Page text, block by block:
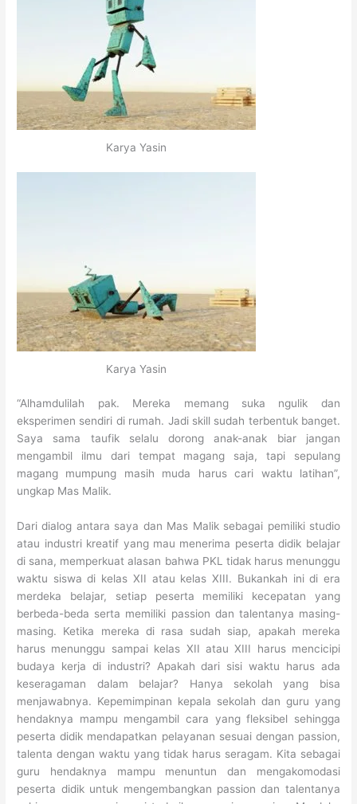
Karya Yasin
Karya Yasin
“Alhamdulilah pak. Mereka memang suka ngulik dan
eksperimen sendiri di rumah. Jadi skill sudah terbentuk banget.
Saya sama taufik selalu dorong anak-anak biar jangan
mengambil ilmu dari tempat magang saja, tapi sepulang
magang mumpung masih muda harus cari waktu latihan”,
ungkap Mas Malik.
Dari dialog antara saya dan Mas Malik sebagai pemiliki studio
atau industri kreatif yang mau menerima peserta didik belajar
di sana, memperkuat alasan bahwa PKL tidak harus menunggu
waktu siswa di kelas XII atau kelas XIII. Bukankah ini di era
merdeka belajar, setiap peserta memiliki kecepatan yang
berbeda-beda serta memiliki passion dan talentanya masing-
masing. Ketika mereka di rasa sudah siap, apakah mereka
harus menunggu sampai kelas XII atau XIII harus mencicipi
budaya kerja di industri? Apakah dari sisi waktu harus ada
keseragaman dalam belajar? Hanya sekolah yang bisa
menjawabnya. Kepemimpinan kepala sekolah dan guru yang
hendaknya mampu mengambil cara yang fleksibel sehingga
peserta didik mendapatkan pelayanan sesuai dengan passion,
talenta dengan waktu yang tidak harus seragam. Kita sebagai
guru hendaknya mampu menuntun dan mengakomodasi
peserta didik untuk mengembangkan passion dan talentanya